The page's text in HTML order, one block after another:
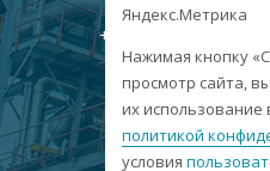
+7
г. Барнаул, пр.
пн-пт:
сб-вс:
Яндекс.Метрика
Нажимая кнопку
просмотр сайта,
их использование
политикой
условия